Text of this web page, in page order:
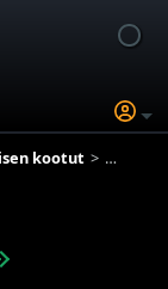
kootut Ellen